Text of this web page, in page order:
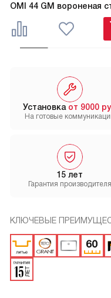
OMI 44 GM вороненая
15 лет
Гарантия производителя
Установка от 9000
На готовые
КЛЮЧЕВЫЕ